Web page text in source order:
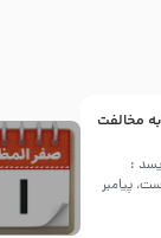
مخالفت
:
پیامبرروز